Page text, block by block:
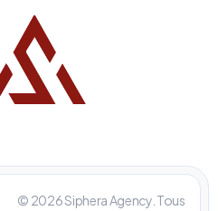
© 2026 Siphera Agency. Tous